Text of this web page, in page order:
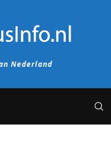
Nederland